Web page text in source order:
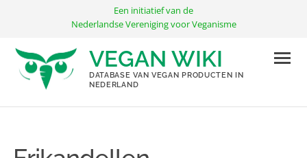
inhoud
Een initiatief van de
Nederlandse Vereniging voor Veganisme
VEGAN WIKI
DATABASE VAN VEGAN PRODUCTEN IN
NEDERLAND